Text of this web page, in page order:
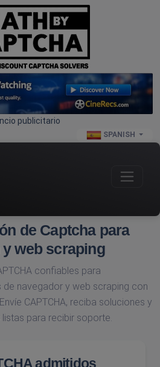
publicitario
SPANISH
de Captcha para
web scraping
confiables para
navegador y web scraping con
. Envíe CAPTCHA, reciba soluciones y
para recibir soporte.
admitidos